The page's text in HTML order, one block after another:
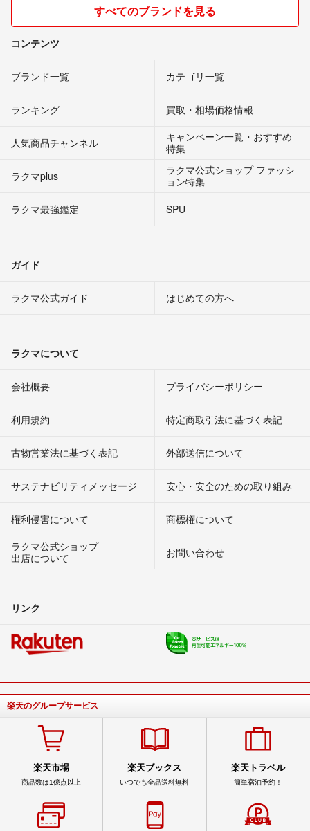
すべてのブランドを見る
コンテンツ
ブランド一覧 カテゴリ一覧
ランキング 買取・相場価格情報
人気商品チャンネル
キャンペーン一覧・おすすめ
特集
ラクマplus
ラクマ公式ショップ ファッシ
ョン特集
ラクマ最強鑑定
SPU
ガイド
ラクマ公式ガイド はじめての方へ
ラクマについて
会社概要 プライバシーポリシー
利用規約 特定商取引法に基づく表記
古物営業法に基づく表記 外部送信について
サステナビリティメッセージ 安心・安全のための取り組み
権利侵害について
商標権について
ラクマ公式ショップ
出店について
お問い合わせ
リンク
楽天のグループサービス
楽天市場
商品数は1億点以上
楽天ブックス
いつでも全品送料無料
楽天トラベル
簡単宿泊予約！